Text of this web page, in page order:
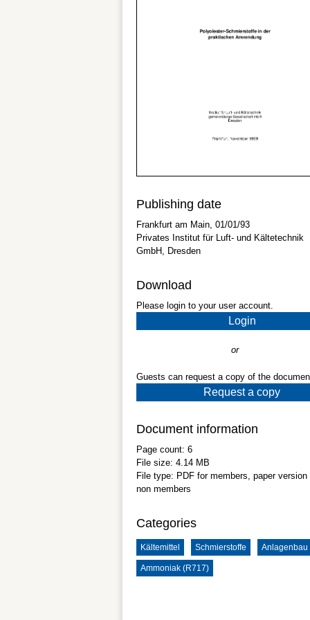
Publishing date
Frankfurt am Main, 01/01/93
Privates Institut für Luft- und Kältetechnik
GmbH, Dresden
Download
Please login to your user account.
Login
or
Guests can request a copy of the
Request a copy
Document information
Page count: 6
File size: 4.14 MB
File type: PDF for members, paper version
non members
Categories
Kältemittel Schmierstoffe Anlagenbau
Ammoniak (R717)